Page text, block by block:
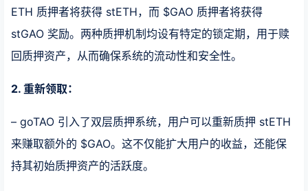
ETH 质押者将获得 stETH，而 $GAO 质押者将获得
stGAO 奖励。两种质押机制均设有特定的锁定期，用于赎
回质押资产，从而确保系统的流动性和安全性。
2. 重新领取：
– goTAO 引入了双层质押系统，用户可以重新质押 stETH
来赚取额外的 $GAO。这不仅能扩大用户的收益，还能保
持其初始质押资产的活跃度。